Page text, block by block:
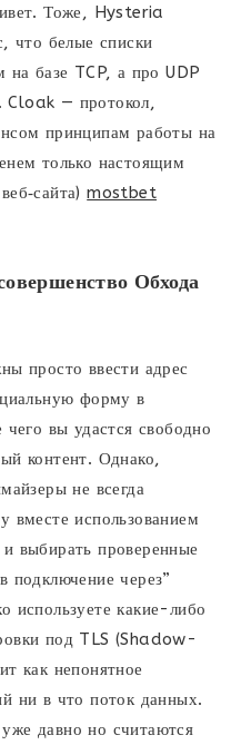
Тоже, Hysteria
что белые списки
на базе TCP, а про UDP
Cloak — протокол,
принципам работы на
только настоящим
mostbet
Обхода
просто ввести адрес
форму в
чего вы удастся свободно
контент. Однако,
не всегда
вместе использованием
выбирать проверенные
подключение через”
используете какие-либо
под TLS (Shadow-
как непонятное
ни в что поток данных.
давно но считаются